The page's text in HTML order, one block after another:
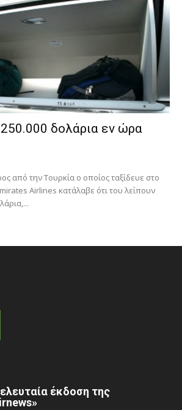
δολάρια εν ώρα
από την Τουρκία ο οποίος ταξίδευε στο
Airlines κατάλαβε ότι του λείπουν
έκδοση της